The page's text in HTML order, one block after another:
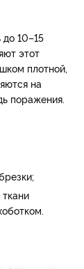
10–15
этот
плотной,
на
поражения.